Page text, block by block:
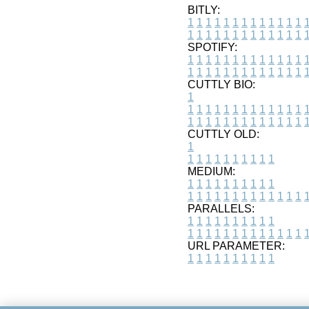
BITLY:
1 1 1 1 1 1 1 1 1 1 1 1 1 1
1 1 1 1 1 1 1 1 1 1 1 1 1 1
SPOTIFY:
1 1 1 1 1 1 1 1 1 1 1 1 1 1
1 1 1 1 1 1 1 1 1 1 1 1 1 1
CUTTLY BIO:
1
1 1 1 1 1 1 1 1 1 1 1 1 1 1
1 1 1 1 1 1 1 1 1 1 1 1 1 1
CUTTLY OLD:
1
1 1 1 1 1 1 1 1 1 1
MEDIUM:
1 1 1 1 1 1 1 1 1 1
1 1 1 1 1 1 1 1 1 1 1 1 1 1
PARALLELS:
1 1 1 1 1 1 1 1 1 1
1 1 1 1 1 1 1 1 1 1 1 1 1 1
URL PARAMETER:
1 1 1 1 1 1 1 1 1 1